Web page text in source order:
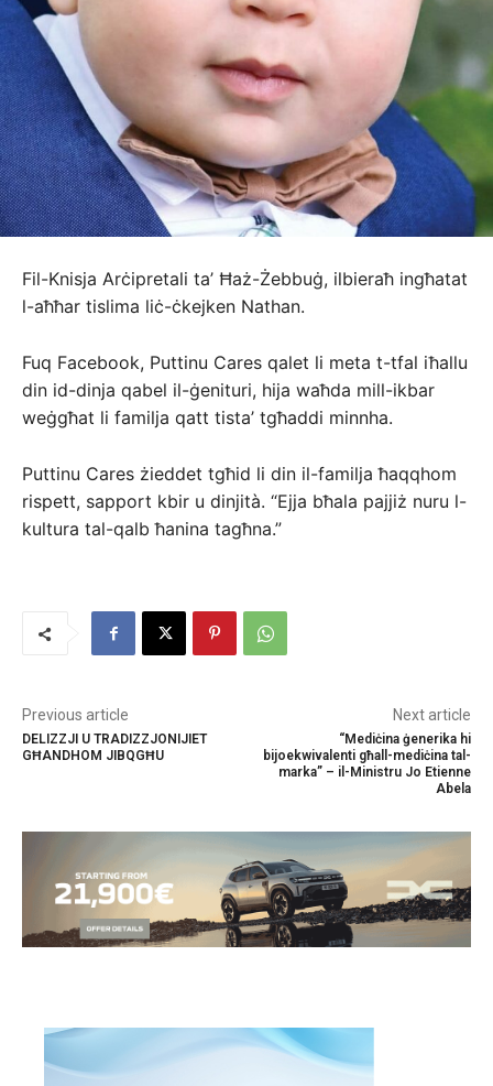
Fil-Knisja Arċipretali ta’ Ħaż-Żebbuġ, ilbieraħ ingħatat
l-aħħar tislima liċ-ċkejken Nathan.
Fuq Facebook, Puttinu Cares qalet li meta t-tfal iħallu
din id-dinja qabel il-ġenituri, hija waħda mill-ikbar
weġgħat li familja qatt tista’ tgħaddi minnha.
Puttinu Cares żieddet tgħid li din il-familja ħaqqhom
rispett, sapport kbir u dinjità. “Ejja bħala pajjiż nuru l-
kultura tal-qalb ħanina tagħna.”
Previous article
DELIZZJI U TRADIZZJONIJIET
GĦANDHOM JIBQGĦU
Next article
“Mediċina ġenerika hi
bijoekwivalenti għall-mediċina tal-
marka” – il-Ministru Jo Etienne
Abela